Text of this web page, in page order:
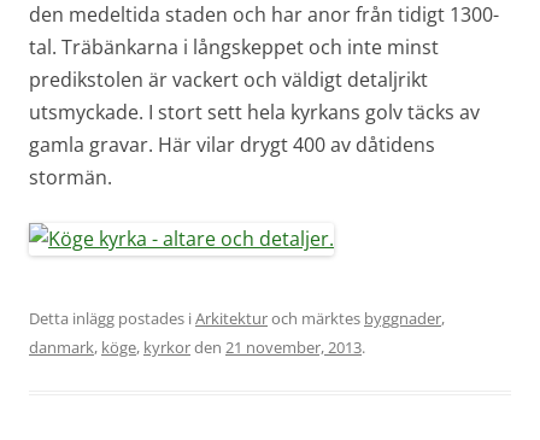
den medeltida staden och har anor från tidigt 1300-
tal. Träbänkarna i långskeppet och inte minst
predikstolen är vackert och väldigt detaljrikt
utsmyckade. I stort sett hela kyrkans golv täcks av
gamla gravar. Här vilar drygt 400 av dåtidens
stormän.
Detta inlägg postades iArkitekturoch märktes byggnader,
danmark, köge, kyrkorden 21 november, 2013.